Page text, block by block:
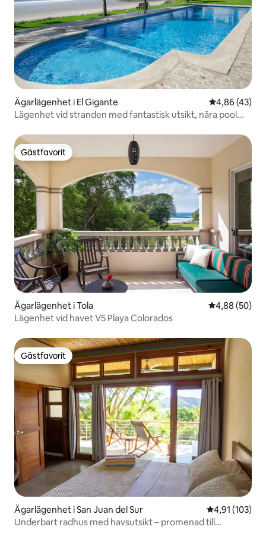
Ägarlägenhet i El Gigante 4,86 av 5 i
4,86 (43)
Lägenhet vid stranden med fantastisk utsikt, nära pool
Gästfavorit
Gästfavorit
Ägarlägenhet i Tola 4,88 av 5 i
4,88 (50)
Lägenhet vid havet V5 Playa Colorados
Gästfavorit
Gästfavorit
Ägarlägenhet i San Juan del Sur 4,91 av 5 i
4,91 (103)
Underbart radhus med havsutsikt – promenad till